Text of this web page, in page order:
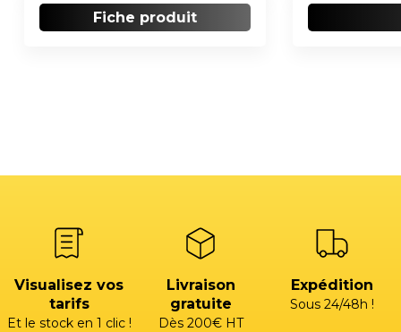
Fiche produit
Visualisez vos
tarifs
Et le stock en 1 clic !
Livraison
gratuite
Dès 200€ HT
Expédition
Sous 24/48h !